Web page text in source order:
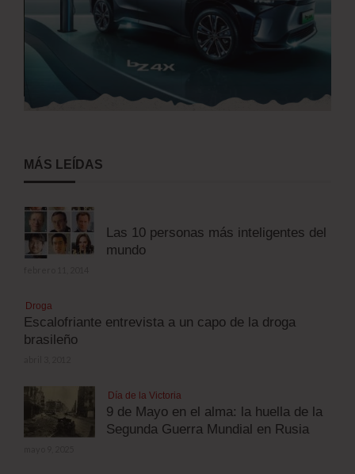
MÁS LEÍDAS
Las 10 personas más inteligentes del
mundo
Droga
Escalofriante entrevista a un capo de la droga
brasileño
Día de la Victoria
9 de Mayo en el alma: la huella de la
Segunda Guerra Mundial en Rusia